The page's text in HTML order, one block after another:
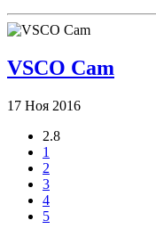
VSCO Cam
17 Ноя 2016
2.8
1
2
3
4
5